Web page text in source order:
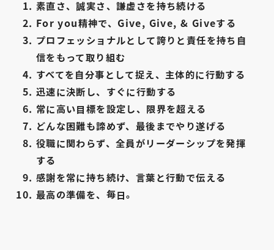
素直さ、誠実さ、謙虚さを持ち続ける
For you精神で、Give, Give, & Giveする
プロフェッショナルとして誇りと責任を持ち自
信をもって取り組む
すべてを自分事として捉え、主体的に行動する
迅速に決断し、すぐに行動する
常に高い目標を設定し、限界を超える
どんな困難も諦めず、最後までやり遂げる
役職に関わらず、全員がリーダーシップを発揮
する
感謝を常に持ち続け、言葉と行動で伝える
最高の準備を、毎日。